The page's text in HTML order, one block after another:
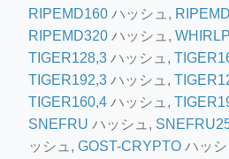
crew-neck-navy-blue/
RIPEMD160 ハッシュ,
RIPEMD320 ハッシュ,
TIGER128,3 ハッシュ,
TIGER192,3 ハッシュ,
TIGER160,4 ハッシュ,
SNEFRU ハッシュ,
ッシュ, GOST-CRYPTO ハッシ